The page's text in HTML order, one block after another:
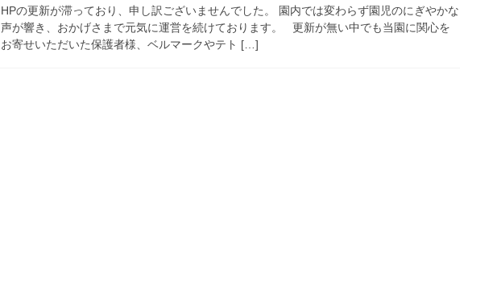
HPの更新が滞っており、申し訳ございませんでした。 園内では変わらず園児のにぎやかな
声が響き、おかげさまで元気に運営を続けております。 更新が無い中でも当園に関心を
お寄せいただいた保護者様、ベルマークやテト […]